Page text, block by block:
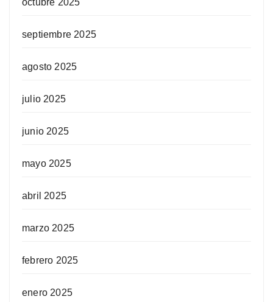
septiembre 2025
agosto 2025
julio 2025
junio 2025
mayo 2025
abril 2025
marzo 2025
febrero 2025
enero 2025